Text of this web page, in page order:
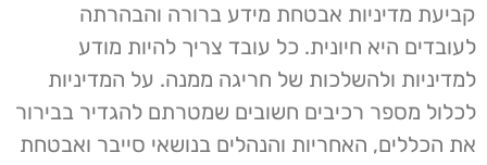
קביעת מדיניות אבטחת מידע ברורה והבהרתה
לעובדים היא חיונית. כל עובד צריך להיות מודע
למדיניות ולהשלכות של חריגה ממנה. על המדיניות
לכלול מספר רכיבים חשובים שמטרתם להגדיר בבירור
את הכללים, האחריות והנהלים בנושאי סייבר ואבטחת